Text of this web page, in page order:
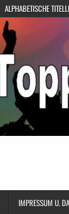
ALPHABETISCHE
IMPRESSUM U.